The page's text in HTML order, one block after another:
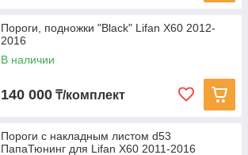
Пороги, подножки "Black" Lifan X60 2012-
2016
В наличии
140 000 ₸/комплект
Пороги с накладным листом d53
ПапаТюнинг для Lifan X60 2011-2016